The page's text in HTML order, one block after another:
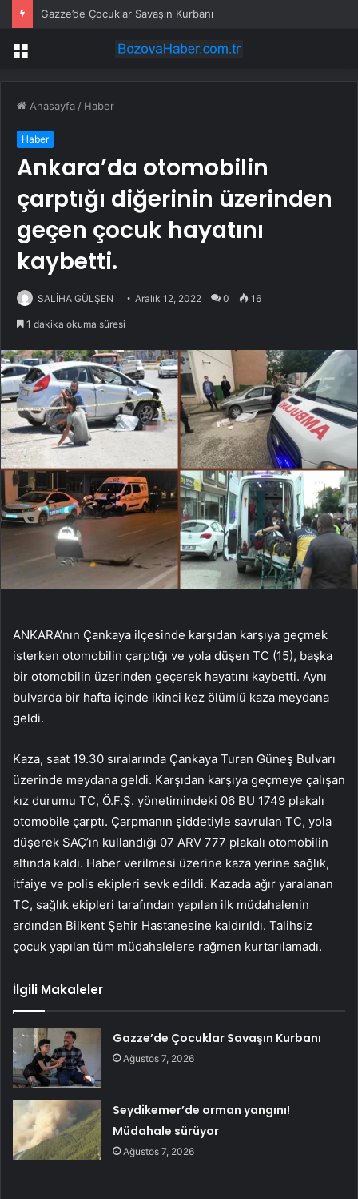
Gazze’de Çocuklar Savaşın Kurbanı
Menü
Anasayfa / Haber
Haber
Ankara’da otomobilin
çarptığı diğerinin üzerinden
geçen çocuk hayatını
kaybetti.
SALİHA GÜLŞEN Aralık 12, 2022 0 16
1 dakika okuma süresi
ANKARA’nın Çankaya ilçesinde karşıdan karşıya geçmek
isterken otomobilin çarptığı ve yola düşen TC (15), başka
bir otomobilin üzerinden geçerek hayatını kaybetti. Aynı
bulvarda bir hafta içinde ikinci kez ölümlü kaza meydana
geldi.
Kaza, saat 19.30 sıralarında Çankaya Turan Güneş Bulvarı
üzerinde meydana geldi. Karşıdan karşıya geçmeye çalışan
kız durumu TC, Ö.F.Ş. yönetimindeki 06 BU 1749 plakalı
otomobile çarptı. Çarpmanın şiddetiyle savrulan TC, yola
düşerek SAÇ’ın kullandığı 07 ARV 777 plakalı otomobilin
altında kaldı. Haber verilmesi üzerine kaza yerine sağlık,
itfaiye ve polis ekipleri sevk edildi. Kazada ağır yaralanan
TC, sağlık ekipleri tarafından yapılan ilk müdahalenin
ardından Bilkent Şehir Hastanesine kaldırıldı. Talihsiz
çocuk yapılan tüm müdahalelere rağmen kurtarılamadı.
İlgili Makaleler
Gazze’de Çocuklar Savaşın Kurbanı
Ağustos 7, 2026
Seydikemer’de orman yangını!
Müdahale sürüyor
Ağustos 7, 2026